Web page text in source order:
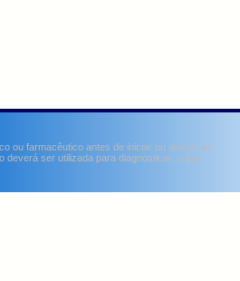
ou farmacêutico antes de iniciar ou alterar um
ser utilizada para diagnosticar, curar,